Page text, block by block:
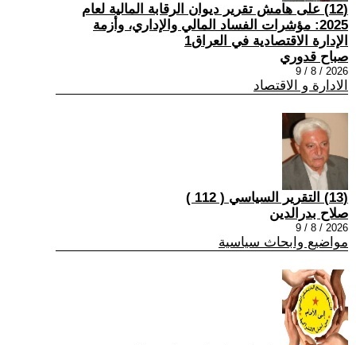
(12) على هامش تقرير ديوان الرقابة المالية لعام
2025: مؤشرات الفساد المالي والإداري، وأزمة
الإدارة الاقتصادية في العراق1
صباح قدوري
2026 / 8 / 9
الادارة و الاقتصاد
(13) التقرير السياسي ( 112 )
صلاح بدرالدين
2026 / 8 / 9
مواضيع وابحاث سياسية